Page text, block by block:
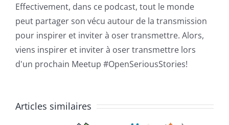
Effectivement, dans ce podcast, tout le monde
peut partager son vécu autour de la transmission
pour inspirer et inviter à oser transmettre. Alors,
viens inspirer et inviter à oser transmettre lors
d'un prochain Meetup #OpenSeriousStories!
Articles similaires
Concevoir